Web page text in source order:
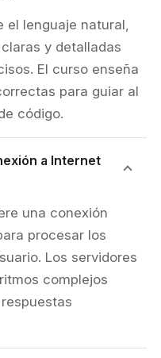
el lenguaje natural,
y detalladas
El curso enseña
para guiar al
código.
a Internet
una conexión
procesar los
Los servidores
complejos